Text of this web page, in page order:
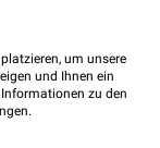
:
um unsere
und Ihnen ein
zu den